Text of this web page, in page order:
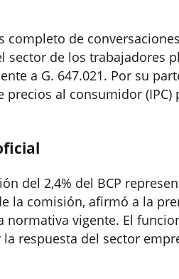
completo de
sector de los trabajadores
a G. 647.021. Por su
al consumidor (IPC)
del 2,4% del BCP
la comisión, afirmó a la
vigente. El
respuesta del sector